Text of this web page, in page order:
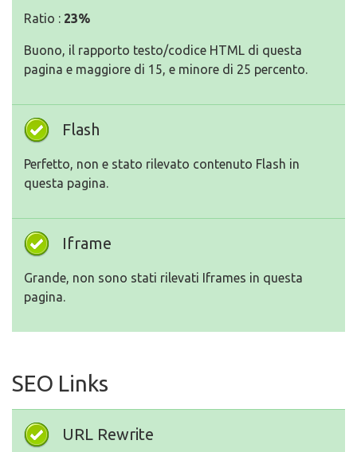
Ratio : 23%
Buono, il rapporto testo/codice HTML di questa
pagina e maggiore di 15, e minore di 25 percento.
Flash
Perfetto, non e stato rilevato contenuto Flash in
questa pagina.
Iframe
Grande, non sono stati rilevati Iframes in questa
pagina.
SEO Links
URL Rewrite